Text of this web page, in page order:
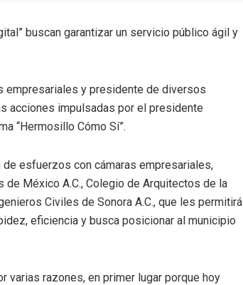
buscan garantizar un servicio público ágil y
empresariales y presidente de diversos
acciones impulsadas por el presidente
“Hermosillo Cómo Sí”.
esfuerzos con cámaras empresariales,
México A.C., Colegio de Arquitectos de la
Civiles de Sonora A.C., que les permitirá
eficiencia y busca posicionar al municipio
varias razones, en primer lugar porque hoy